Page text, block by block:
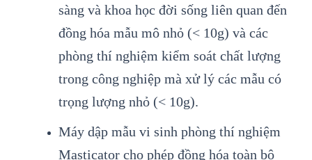
sàng và khoa học đời sống liên quan đến
đồng hóa mẫu mô nhỏ (< 10g) và các
phòng thí nghiệm kiểm soát chất lượng
trong công nghiệp mà xử lý các mẫu có
trọng lượng nhỏ (< 10g).
Máy dập mẫu vi sinh phòng thí nghiệm
Masticator cho phép đồng hóa toàn bộ